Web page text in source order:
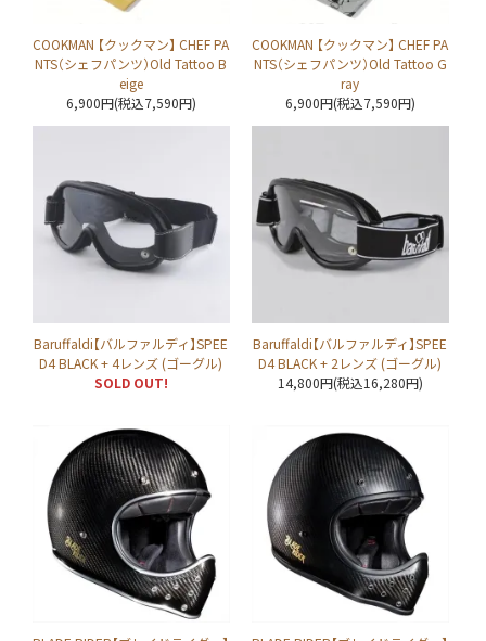
COOKMAN 【クックマン】 CHEF PA
NTS（シェフパンツ）Old Tattoo B
eige
6,900円(税込7,590円)
COOKMAN 【クックマン】 CHEF PA
NTS（シェフパンツ）Old Tattoo G
ray
6,900円(税込7,590円)
Baruffaldi【バルファルディ】SPEE
D4 BLACK + 4レンズ (ゴーグル)
SOLD OUT!
Baruffaldi【バルファルディ】SPEE
D4 BLACK + 2レンズ (ゴーグル)
14,800円(税込16,280円)